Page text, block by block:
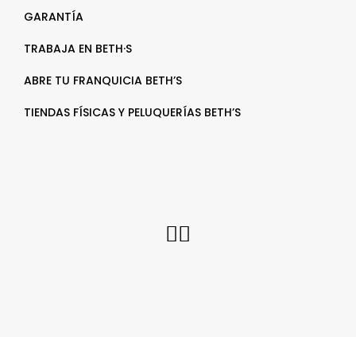
GARANTÍA
TRABAJA EN BETH·S
ABRE TU FRANQUICIA BETH’S
TIENDAS FÍSICAS Y PELUQUERÍAS BETH’S